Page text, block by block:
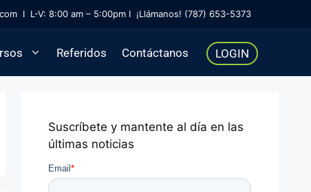
I L-V: 8:00 am – 5:00pm I ¡Llámanos! (787) 653-5373
Referidos Contáctanos LOGIN
Suscríbete y mantente al día en las
últimas noticias